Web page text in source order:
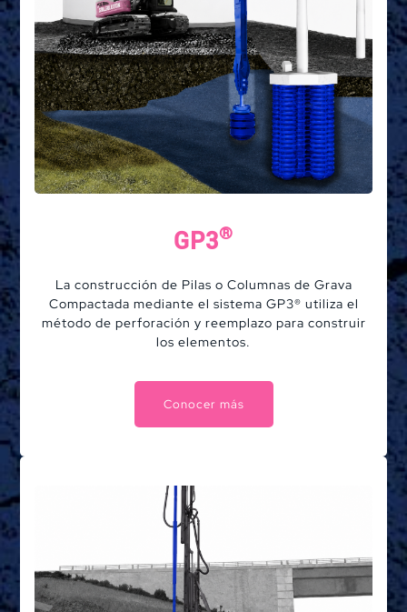
GP3®
La construcción de Pilas o Columnas de Grava
Compactada mediante el sistema GP3® utiliza el
método de perforación y reemplazo para construir
los elementos.
Conocer más